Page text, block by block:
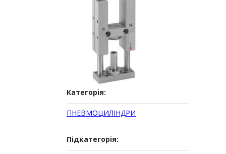
Категорія:
ПНЕВМОЦИЛІНДРИ
Підкатегорія: